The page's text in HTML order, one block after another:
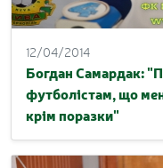
12/04/2014
Богдан Самардак:
футболістам, що
крім поразки"